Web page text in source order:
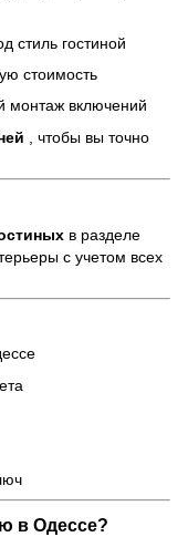
стиль гостиной
стоимость
монтаж включений
, чтобы вы точно
в разделе
с учетом всех
в Одессе?